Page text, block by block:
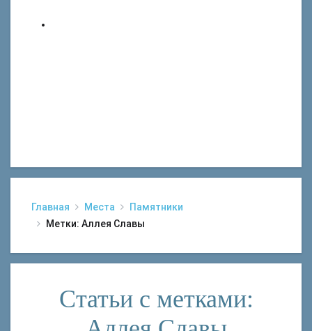
Главная Места
Памятники
Метки: Аллея Славы
Статьи с метками: